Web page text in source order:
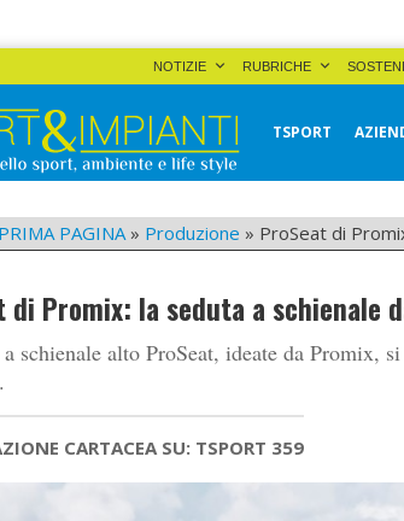
NOTIZIE RUBRICHE
TSPORT
PRIMA PAGINA» Produzione » ProSeat di
di Promix: la seduta a schienale
schienale alto ProSeat, ideate da Promix,
CARTACEA SU: TSPORT 359